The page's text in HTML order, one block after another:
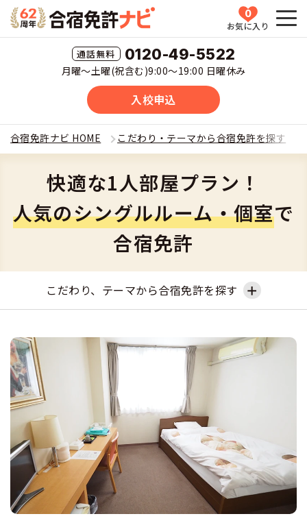
0
お気に入り
0120-49-5522
月曜〜土曜(祝含む)9:00〜19:00 日曜休み
入校申込
HOME
教習所一覧
運転免許の種類(車種)を選ぶ
普通二輪
準中型車
中型車
大特
けん引
普通二種
全国 教習所一覧
運転免許の種類(車種)
格安シーズン料金
出発地別おすすめ校
こだわり、テーマから探す
360度パノラマ教習所
教育訓練給付金制度
受験資格特例教習
合宿免許とは
安心・お得・早い・充実の合宿免許
合宿免許選びのアドバイス
合宿免許の入校までの流れ
合宿免許での免許取得の流れ
合宿免許一日の過ごし方
運転免許別モデルスケジュール
保護者の方へ
合宿に関わる料金について
合宿免許に役立つ情報
合宿免許で最短合格するには
高校生は運転免許を取れる？
免許取消・失効による再取得
冬・雪国の合宿免許は大丈夫？
みんなが選んだ合宿免許の条件
大型免許体験記
全国の運転免許試験場(免許センター)
合宿免許ナビについて
会社概要
会社沿革・歴史
登録商標
個人情報の取扱い
参加規定
運転者適性診断
0120-49-5522
入校申込
合宿免許ナビ HOME こだわり・テーマから合宿免許を探す
快適な1人部屋プラン！
人気のシングルルーム・個室で
合宿免許
こだわり、テーマから合宿免許を探す
こだわり、テーマから合宿免許を探す
人気のシングルルーム・個室で合宿免許
女性におすすめ！安全で快適な合宿免許
合宿免許の自炊プランでお得に免許取得
カップルで楽しむ合宿免許